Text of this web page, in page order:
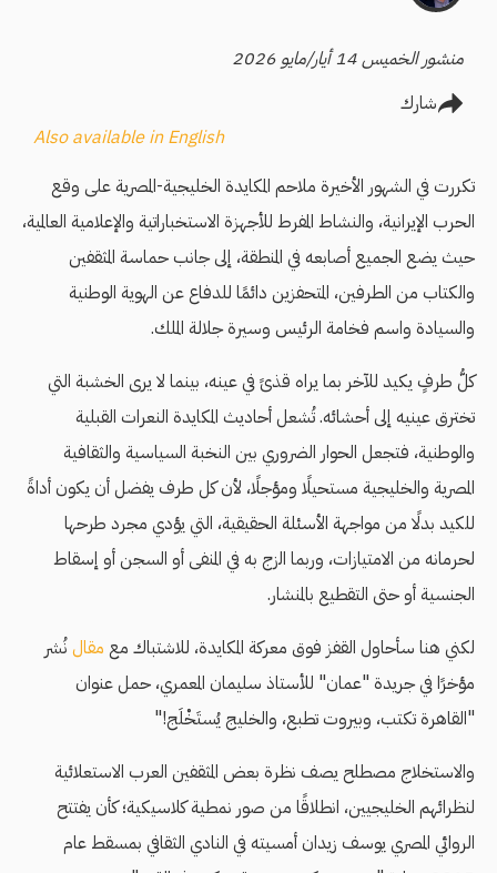
منشور الخميس 14 أيار/مايو 2026
شارك
Also available in English
تكررت في الشهور الأخيرة ملاحم المكايدة الخليجية-المصرية على وقع
الحرب الإيرانية، والنشاط المفرط للأجهزة الاستخباراتية والإعلامية العالمية،
حيث يضع الجميع أصابعه في المنطقة، إلى جانب حماسة المثقفين
والكتاب من الطرفين، المتحفزين دائمًا للدفاع عن الهوية الوطنية
والسيادة واسم فخامة الرئيس وسيرة جلالة الملك.
كلُّ طرفٍ يكيد للآخر بما يراه قذىً في عينه، بينما لا يرى الخشبة التي
تخترق عينيه إلى أحشائه. تُشعل أحاديث المكايدة النعرات القبلية
والوطنية، فتجعل الحوار الضروري بين النخبة السياسية والثقافية
المصرية والخليجية مستحيلًا ومؤجلًا، لأن كل طرف يفضل أن يكون أداةً
للكيد بدلًا من مواجهة الأسئلة الحقيقية، التي يؤدي مجرد طرحها
لحرمانه من الامتيازات، وربما الزج به في المنفى أو السجن أو إسقاط
الجنسية أو حتى التقطيع بالمنشار.
لكني هنا سأحاول القفز فوق معركة المكايدة، للاشتباك مع مقالنُشر
مؤخرًا في جريدة "عمان" للأستاذ سليمان المعمري، حمل عنوان
"القاهرة تكتب، وبيروت تطبع، والخليج يُستَخْلَج!"
والاستخلاج مصطلح يصف نظرة بعض المثقفين العرب الاستعلائية
لنظرائهم الخليجيين، انطلاقًا من صور نمطية كلاسيكية؛ كأن يفتتح
الروائي المصري يوسف زيدان أمسيته في النادي الثقافي بمسقط عام